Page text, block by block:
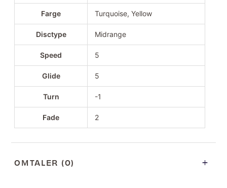
Farge Turquoise, Yellow
Disctype Midrange
Speed 5
Glide 5
Turn -1
Fade 2
OMTALER (0)